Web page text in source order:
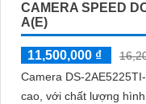
CAMERA SPEED
A(E)
11,500,000 ₫
Camera DS-
cao, với chất lượng